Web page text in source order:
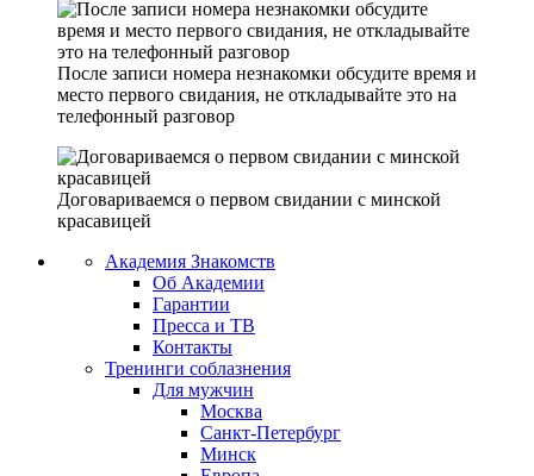
После записи номера незнакомки обсудите время и
место первого свидания, не откладывайте это на
телефонный разговор
Договариваемся о первом свидании с минской
красавицей
Академия Знакомств
Об Академии
Гарантии
Пресса и ТВ
Контакты
Тренинги соблазнения
Для мужчин
Москва
Санкт-Петербург
Минск